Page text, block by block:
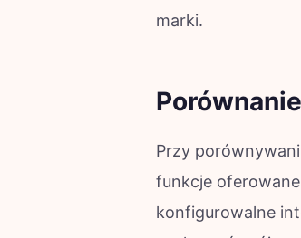
marki.
Przy
funkcje
konfigurowalne